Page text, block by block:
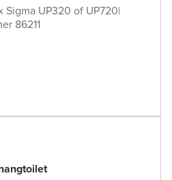
Sigma UP320 of UP720|
86211